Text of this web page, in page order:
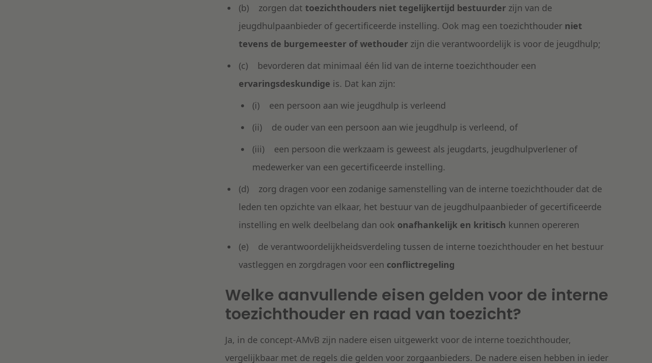
(b) zorgen dat toezichthouders niet tegelijkertijd bestuurderzijn van de
jeugdhulpaanbieder of gecertificeerde instelling. Ook mag een toezichthouder niet
tevens de burgemeester of wethouder zijn die verantwoordelijk is voor de jeugdhulp;
(c) bevorderen dat minimaal één lid van de interne toezichthouder een
ervaringsdeskundige is. Dat kan zijn:
(i) een persoon aan wie jeugdhulp is verleend
(ii) de ouder van een persoon aan wie jeugdhulp is verleend, of
(iii) een persoon die werkzaam is geweest als jeugdarts, jeugdhulpverlener of
medewerker van een gecertificeerde instelling.
(d) zorg dragen voor een zodanige samenstelling van de interne toezichthouder dat de
leden ten opzichte van elkaar, het bestuur van de jeugdhulpaanbieder of gecertificeerde
instelling en welk deelbelang dan ook onafhankelijk en kritisch kunnen opereren
(e) de verantwoordelijkheidsverdeling tussen de interne toezichthouder en het bestuur
vastleggen en zorgdragen voor een conflictregeling
Welke aanvullende eisen gelden voor de interne
toezichthouder en raad van toezicht?
Ja, in de concept-AMvB zijn nadere eisen uitgewerkt voor de interne toezichthouder,
vergelijkbaar met de regels die gelden voor zorgaanbieders. De nadere eisen hebben in ieder